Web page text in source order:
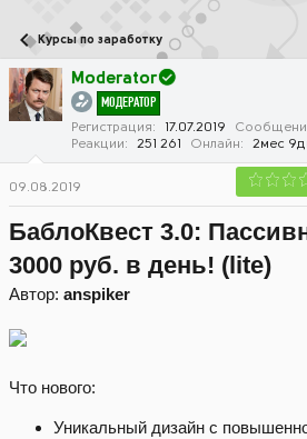
о
р
т
е
а
а
ч
а
л
а
Курсы по заработку
Moderator
МОДЕРАТОР
Регистрация 17.07.2019
Реакции
251 261 Онлайн 2мес
09.08.2019
БаблоКвест 3.0:
3000 руб. в день! (lite)
Автор: anspiker
Что нового:
Уникальный дизайн с